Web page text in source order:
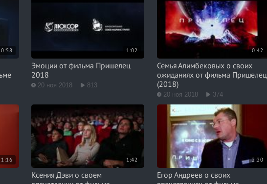
0:58 1:02
Эмоции от фильма Пришелец
2018
20 ноя 2018 813
0:42
Семья Алимбековых о своих
ожиданиях от фильма Пришелец
(2018)
20 ноя 2018 374
1:16 1:42
Ксения Дэви о своем
2:20
Егор Андреев о своих